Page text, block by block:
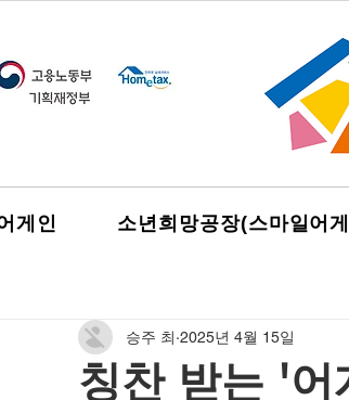
게인 소년희망공장(스마일어
칭찬 받는 '어
승주 최 2025년 4월 15일